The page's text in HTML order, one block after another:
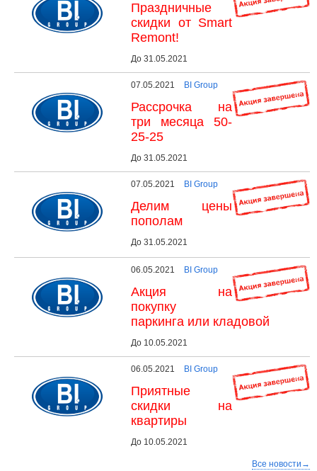
Праздничные
скидки от Smart
Remont!
До 31.05.2021
07.05.2021 BI Group
Рассрочка на
три месяца 50-
25-25
До 31.05.2021
07.05.2021 BI Group
Делим цены
пополам
До 31.05.2021
06.05.2021 BI Group
Акция на
покупку
паркинга или кладовой
До 10.05.2021
06.05.2021 BI Group
Приятные
скидки на
квартиры
До 10.05.2021
Все новости→